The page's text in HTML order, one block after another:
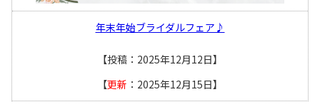
年末年始ブライダルフェア♪
【投稿：2025年12月12日】
【更新 ：2025年12月15日】